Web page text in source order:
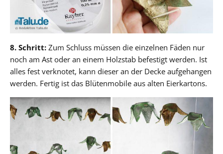
8. Schritt: Zum Schluss müssen die einzelnen Fäden nur
noch am Ast oder an einem Holzstab befestigt werden. Ist
alles fest verknotet, kann dieser an der Decke aufgehangen
werden. Fertig ist das Blütenmobile aus alten Eierkartons.